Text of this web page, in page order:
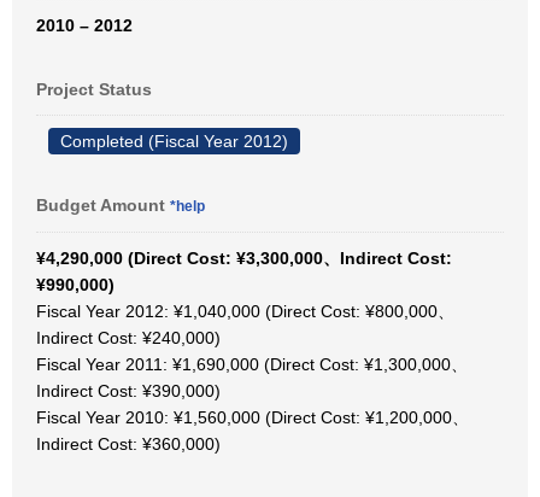
2010 – 2012
Project Status
Completed (Fiscal Year 2012)
Budget Amount *help
¥4,290,000 (Direct Cost: ¥3,300,000、Indirect Cost:
¥990,000)
Fiscal Year 2012: ¥1,040,000 (Direct Cost: ¥800,000、
Indirect Cost: ¥240,000)
Fiscal Year 2011: ¥1,690,000 (Direct Cost: ¥1,300,000、
Indirect Cost: ¥390,000)
Fiscal Year 2010: ¥1,560,000 (Direct Cost: ¥1,200,000、
Indirect Cost: ¥360,000)